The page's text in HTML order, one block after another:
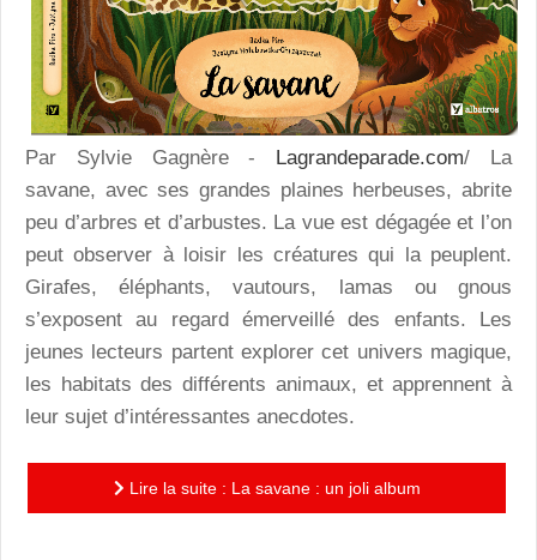
Par Sylvie Gagnère - Lagrandeparade.com/ La
savane, avec ses grandes plaines herbeuses, abrite
peu d’arbres et d’arbustes. La vue est dégagée et l’on
peut observer à loisir les créatures qui la peuplent.
Girafes, éléphants, vautours, lamas ou gnous
s’exposent au regard émerveillé des enfants. Les
jeunes lecteurs partent explorer cet univers magique,
les habitats des différents animaux, et apprennent à
leur sujet d’intéressantes anecdotes.
Lire la suite : La savane : un joli album